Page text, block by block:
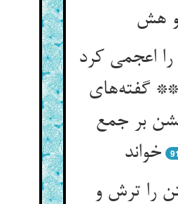
و هش
اعجمی کرد
** گفته‌های
بر جمع
خواند
را ترش و